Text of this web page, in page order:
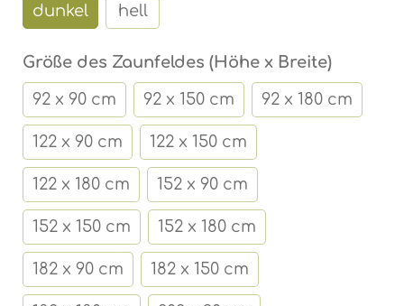
dunkel hell
Größe des Zaunfeldes (Höhe x Breite)
92 x 90 cm 92 x 150 cm 92 x 180 cm
122 x 90 cm 122 x 150 cm
122 x 180 cm 152 x 90 cm
152 x 150 cm 152 x 180 cm
182 x 90 cm 182 x 150 cm